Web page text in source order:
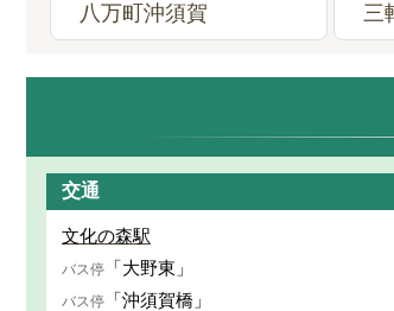
八万町沖須賀 三
交通
文化の森駅
バス停 「大野東」
バス停 「沖須賀橋」